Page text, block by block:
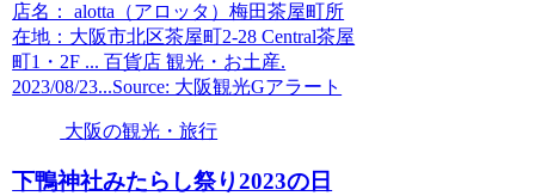
店名： alotta（アロッタ）梅田茶屋町所
在地：大阪市北区茶屋町2-28 Central茶屋
町1・2F ... 百貨店 観光・お土産.
2023/08/23...Source: 大阪観光Gアラート
大阪の観光・旅行
下鴨神社みたらし祭り2023の日